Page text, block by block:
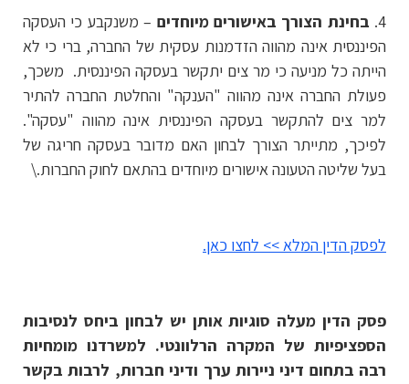
4. בחינת הצורך באישורים מיוחדים – משנקבע כי העסקה
הפיננסית אינה מהווה הזדמנות עסקית של החברה, ברי כי לא
הייתה כל מניעה כי מר צים יתקשר בעסקה הפיננסית. משכך,
פעולת החברה אינה מהווה "הענקה" והחלטת החברה להתיר
למר צים להתקשר בעסקה הפיננסית אינה מהווה "עסקה".
לפיכך, מתייתר הצורך לבחון האם מדובר בעסקה חריגה של
בעל שליטה הטעונה אישורים מיוחדים בהתאם לחוק החברות.\
לפסק הדין המלא >> לחצו כאן.
פסק הדין מעלה סוגיות אותן יש לבחון ביחס לנסיבות
הספציפיות של המקרה הרלוונטי. למשרדנו מומחיות
רבה בתחום דיני ניירות ערך ודיני חברות, לרבות בקשר